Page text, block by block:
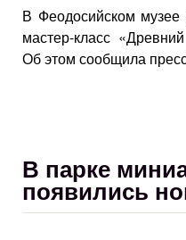
В Феодосийском
мастер-класс
Об этом сообщила
В парке
появились